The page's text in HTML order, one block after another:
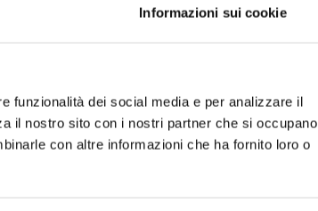
Informazioni sui cookie
funzionalità dei social media e per analizzare il
il nostro sito con i nostri partner che si occupano
con altre informazioni che ha fornito loro o